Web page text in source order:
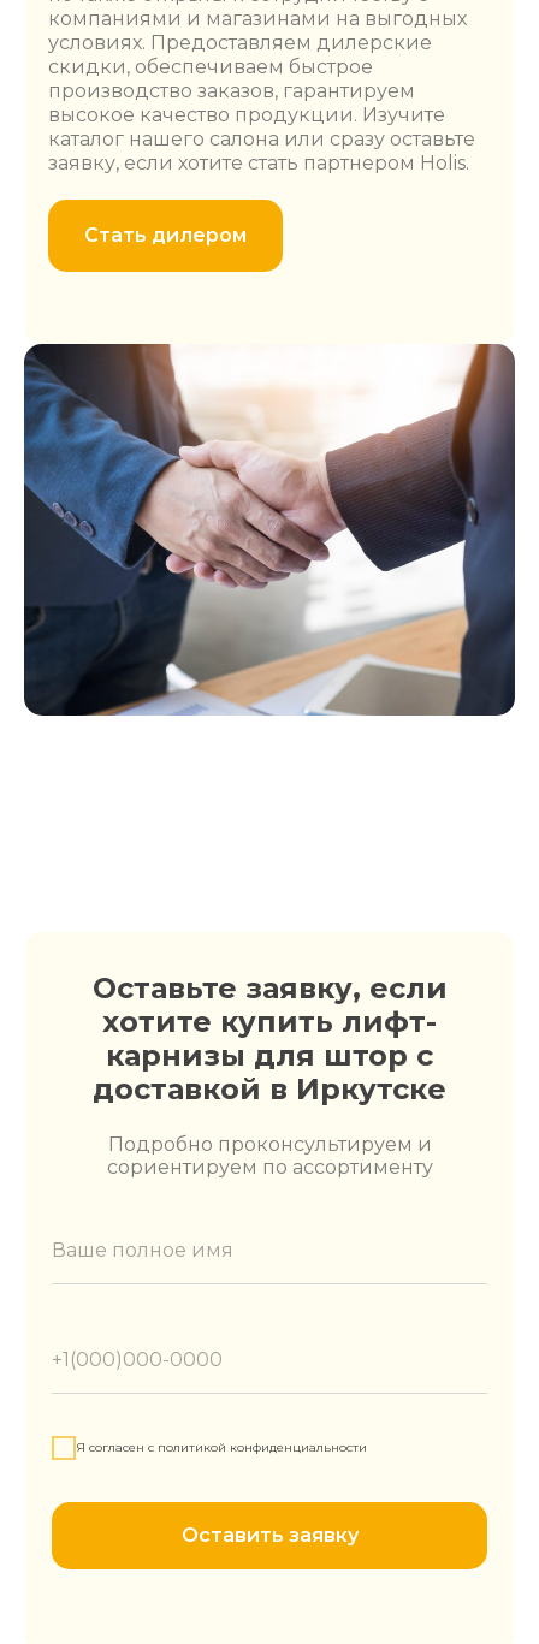
компаниями и магазинами на выгодных
условиях. Предоставляем дилерские
скидки, обеспечиваем быстрое
производство заказов, гарантируем
высокое качество продукции. Изучите
каталог нашего салона или сразу оставьте
заявку, если хотите стать партнером Holis.
Стать дилером
Оставьте заявку, если
хотите купить лифт-
карнизы для штор с
доставкой в Иркутске
Подробно проконсультируем и
сориентируем по ассортименту
Я согласен с политикой конфиденциальности
Оставить заявку